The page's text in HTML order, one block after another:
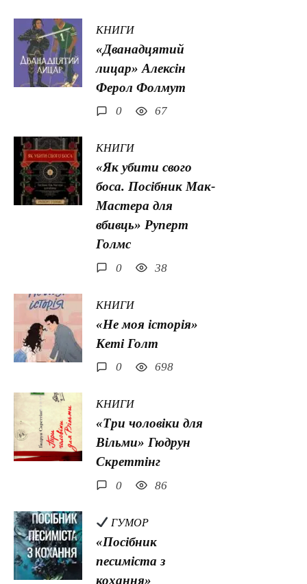
КНИГИ
«Дванадцятий
лицар» Алексін
Ферол Фолмут
0 67
КНИГИ
«Як убити свого
боса. Посібник Мак-
Мастера для
вбивць» Руперт
Голмс
0 38
КНИГИ
«Не моя історія»
Кеті Голт
0 698
КНИГИ
«Три чоловіки для
Вільми» Гюдрун
Скреттінг
0 86
ГУМОР
«Посібник
песиміста з
кохання»